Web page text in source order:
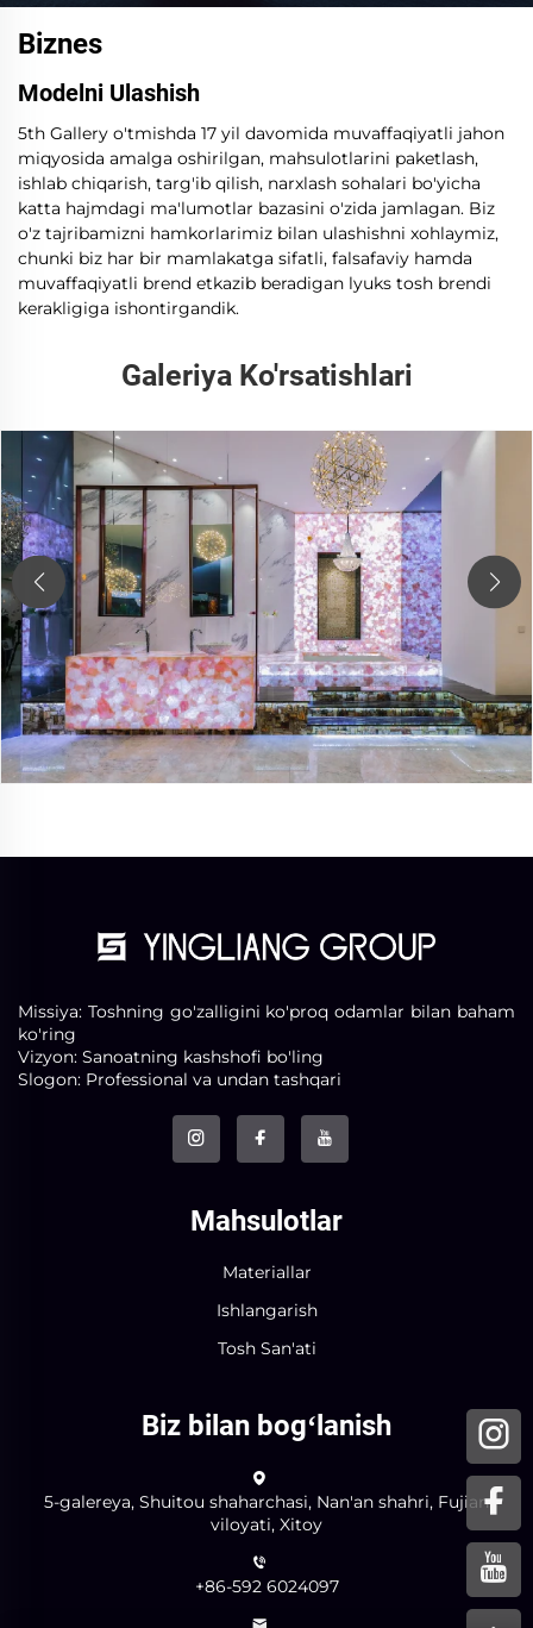
Biznes
Modelni Ulashish
5th Gallery o'tmishda 17 yil davomida muvaffaqiyatli jahon
miqyosida amalga oshirilgan, mahsulotlarini paketlash,
ishlab chiqarish, targ'ib qilish, narxlash sohalari bo'yicha
katta hajmdagi ma'lumotlar bazasini o'zida jamlagan. Biz
o'z tajribamizni hamkorlarimiz bilan ulashishni xohlaymiz,
chunki biz har bir mamlakatga sifatli, falsafaviy hamda
muvaffaqiyatli brend etkazib beradigan lyuks tosh brendi
kerakligiga ishontirgandik.
Galeriya Ko'rsatishlari
Missiya: Toshning go'zalligini ko'proq odamlar bilan baham
ko'ring
Vizyon: Sanoatning kashshofi bo'ling
Slogon: Professional va undan tashqari
Mahsulotlar
Materiallar
Ishlangarish
Tosh San'ati
Biz bilan bogʻlanish
5-galereya, Shuitou shaharchasi, Nan'an shahri, Fujian
viloyati, Xitoy
+86-592 6024097